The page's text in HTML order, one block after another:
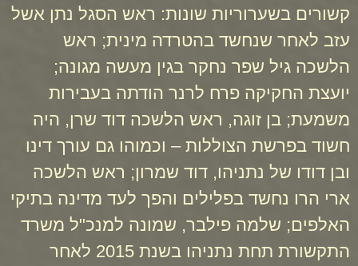
קשורים בשערוריות שונות: ראש הסגל נתן אשל
עזב לאחר שנחשד בהטרדה מינית; ראש
הלשכה גיל שפר נחקר בגין מעשה מגונה;
יועצת החקיקה פרח לרנר הודתה בעבירות
משמעת; בן זוגה, ראש הלשכה דוד שרן, היה
חשוד בפרשת הצוללות – וכמוהו גם עורך דינו
ובן דודו של נתניהו, דוד שמרון; ראש הלשכה
ארי הרו נחשד בפלילים והפך לעד מדינה בתיקי
האלפים; שלמה פילבר, שמונה למנכ"ל משרד
התקשורת תחת נתניהו בשנת 2015 לאחר